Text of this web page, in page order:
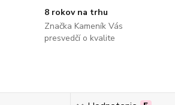
8 rokov na trhu
Značka Kameník Vás
presvedčí o kvalite